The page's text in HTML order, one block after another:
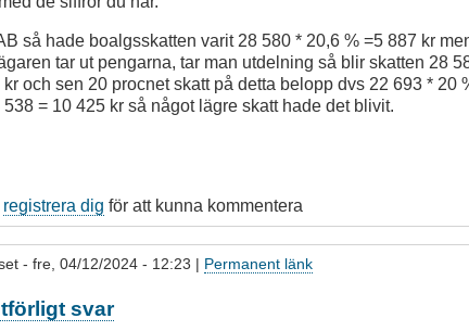
så hade boalgsskatten varit 28 580 * 20,6 % =5 887 kr
tar ut pengarna, tar man utdelning så blir skatten 28
och sen 20 procnet skatt på detta belopp dvs 22 693 * 20
= 10 425 kr så något lägre skatt hade det blivit.
registrera dig för att kunna kommentera
- fre, 04/12/2024 - 12:23 | Permanent länk
svar